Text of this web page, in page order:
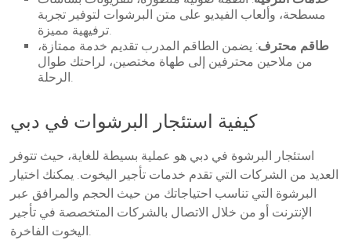
مسطحة، وألعاب الفيديو على متن البرشوات لتوفير تجربة
ترفيهية مميزة.
طاقم محترف: يضمن الطاقم المدرب تقديم خدمة ممتازة،
من ملاحين محترفين إلى طهاة مختصين، لراحتك طوال
الرحلة.
كيفية استئجار البرشوات في دبي
استئجار البرشوة في دبي هو عملية بسيطة للغاية، حيث تتوفر
العديد من الشركات التي تقدم خدمات تأجير اليخوت. يمكنك اختيار
البرشوة التي تناسب احتياجاتك من حيث الحجم والمرافق عبر
الإنترنت أو من خلال الاتصال بالشركات المتخصصة في تأجير
اليخوت الفاخرة.